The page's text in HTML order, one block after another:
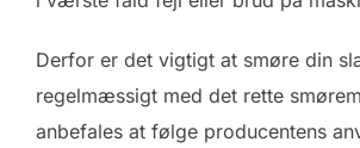
Derfor er det vigtigt at smøre din
regelmæssigt med det rette
anbefales at følge producentens